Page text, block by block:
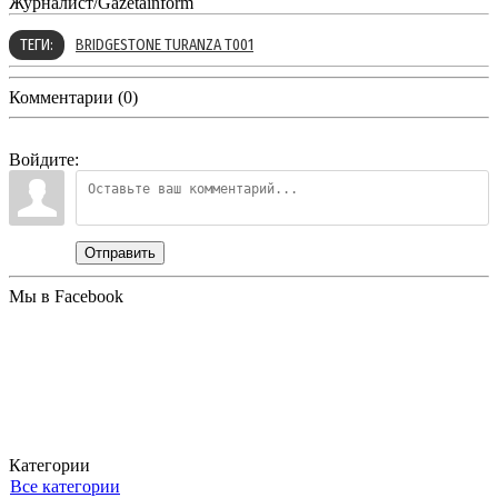
ТЕГИ: BRIDGESTONE TURANZA T001
Комментарии (0)
Войдите:
Отправить
Мы в Facebook
Категории
Все категории